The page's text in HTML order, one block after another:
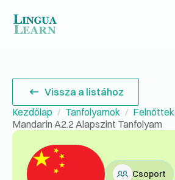
Vissza a listához
Kezdőlap
Tanfolyamok Felnőttek
Mandarin A2.2 Alapszint Tanfolyam
Csoport